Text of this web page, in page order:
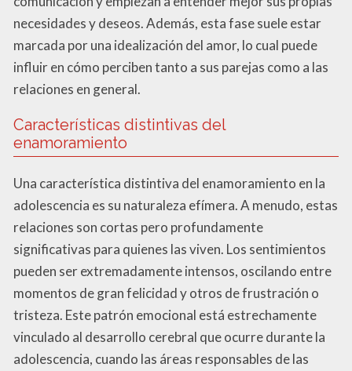
necesidades y deseos. Además, esta fase suele estar
marcada por una idealización del amor, lo cual puede
influir en cómo perciben tanto a sus parejas como a las
relaciones en general.
Características distintivas del
enamoramiento
Una característica distintiva del enamoramiento en la
adolescencia es su naturaleza efímera. A menudo, estas
relaciones son cortas pero profundamente
significativas para quienes las viven. Los sentimientos
pueden ser extremadamente intensos, oscilando entre
momentos de gran felicidad y otros de frustración o
tristeza. Este patrón emocional está estrechamente
vinculado al desarrollo cerebral que ocurre durante la
adolescencia, cuando las áreas responsables de las